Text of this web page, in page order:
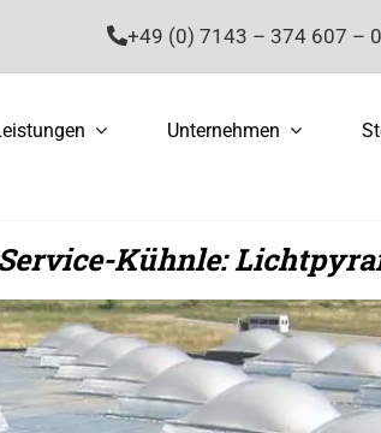
+49 (0) 7143 – 374 607 – 0
Unternehmen
Kühnle: